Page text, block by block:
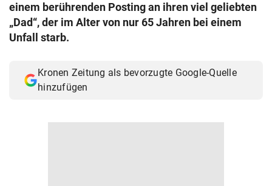
einem berührenden Posting an ihren viel geliebten
„Dad“, der im Alter von nur 65 Jahren bei einem
Unfall starb.
Kronen Zeitung als bevorzugte Google-Quelle
hinzufügen